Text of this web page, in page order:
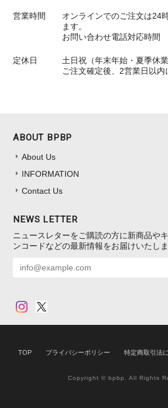
営業時間
オンラインでのご注文は24
ます。
お問い合わせ電話対応時
定休日
土日祝（年末年始・夏季休業
ご注文確定後、2営業日以内
ABOUT BPBP
About Us
INFORMATION
Contact Us
NEWS LETTER
ニュースレターをご購読の方に新商品や
ンコードなどの最新情報をお届けいたしま
TOP プライバシーポリシー 特定商取引法
Copyright © bpbp. All Rights